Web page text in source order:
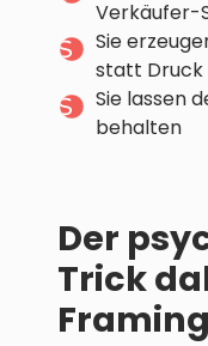
Verkäufer-
Sie
statt Druck
Sie lassen
behalten
Der
Trick
Framing